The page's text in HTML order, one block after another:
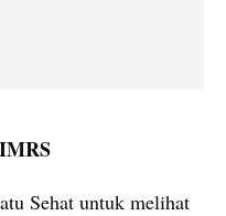
Sehat untuk melihat